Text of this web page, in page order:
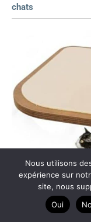
chats
Nous utilisons
expérience sur
site, nous
Oui